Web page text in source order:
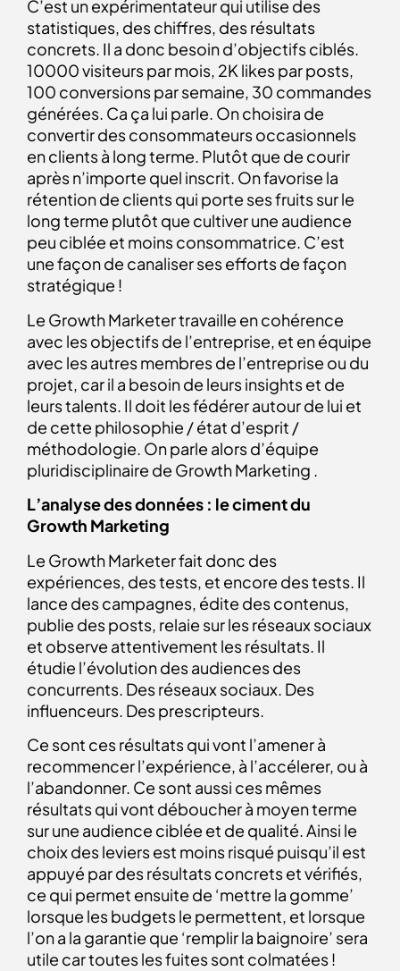
C’est un expérimentateur qui utilise des
statistiques, des chiffres, des résultats
concrets. Il a donc besoin d’objectifs ciblés.
10000 visiteurs par mois, 2K likes par posts,
100 conversions par semaine, 30 commandes
générées. Ca ça lui parle. On choisira de
convertir des consommateurs occasionnels
en clients à long terme. Plutôt que de courir
après n’importe quel inscrit. On favorise la
rétention de clients qui porte ses fruits sur le
long terme plutôt que cultiver une audience
peu ciblée et moins consommatrice. C’est
une façon de canaliser ses efforts de façon
stratégique !
Le Growth Marketer travaille en cohérence
avec les objectifs de l’entreprise, et en équipe
avec les autres membres de l’entreprise ou du
projet, car il a besoin de leurs insights et de
leurs talents. Il doit les fédérer autour de lui et
de cette philosophie / état d’esprit /
méthodologie. On parle alors d’équipe
pluridisciplinaire de Growth Marketing .
L’analyse des données : le ciment du
Growth Marketing
Le Growth Marketer fait donc des
expériences, des tests, et encore des tests. Il
lance des campagnes, édite des contenus,
publie des posts, relaie sur les réseaux sociaux
et observe attentivement les résultats. Il
étudie l’évolution des audiences des
concurrents. Des réseaux sociaux. Des
influenceurs. Des prescripteurs.
Ce sont ces résultats qui vont l’amener à
recommencer l’expérience, à l’accélerer, ou à
l’abandonner. Ce sont aussi ces mêmes
résultats qui vont déboucher à moyen terme
sur une audience ciblée et de qualité. Ainsi le
choix des leviers est moins risqué puisqu’il est
appuyé par des résultats concrets et vérifiés,
ce qui permet ensuite de ‘mettre la gomme’
lorsque les budgets le permettent, et lorsque
l’on a la garantie que ‘remplir la baignoire’ sera
utile car toutes les fuites sont colmatées !